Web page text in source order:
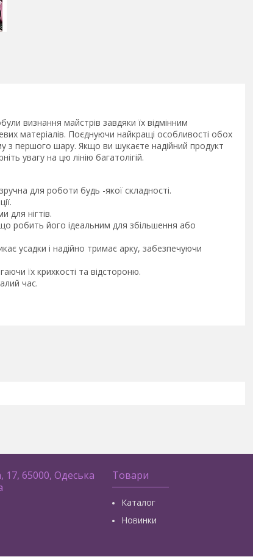
визнання майстрів завдяки їх відмінним
матеріалів. Поєднуючи найкращі особливості обох
з першого шару. Якщо ви шукаєте надійний продукт
увагу на цю лінію багатолігій.
для роботи будь -якої складності.
для нігтів.
робить його ідеальним для збільшення або
усадки і надійно тримає арку, забезпечуючи
їх крихкості та відстороню.
час.
17, 65000, Одеська
Товари
Каталог
Новинки